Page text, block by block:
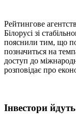
Рейтингове
Білорусі зі
пояснили тим, що
позначиться на
доступ до
розповідає про
Інвестори